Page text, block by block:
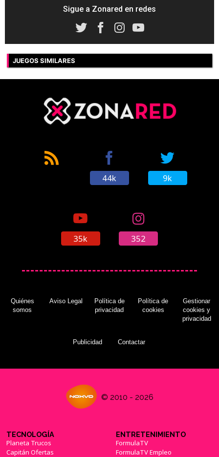
Sigue a Zonared en redes
JUEGOS SIMILARES
44k 9k
35k 352
Quiénes
somos
Aviso Legal
Política de
privacidad
Política de
cookies
Gestionar
cookies y
privacidad
Publicidad Contactar
© 2010 - 2026
TECNOLOGÍA
Planeta Trucos
Capitán Ofertas
ENTRETENIMIENTO
FormulaTV
FormulaTV Empleo